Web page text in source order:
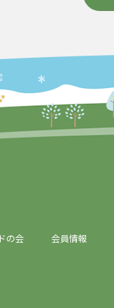
の会 会員情報